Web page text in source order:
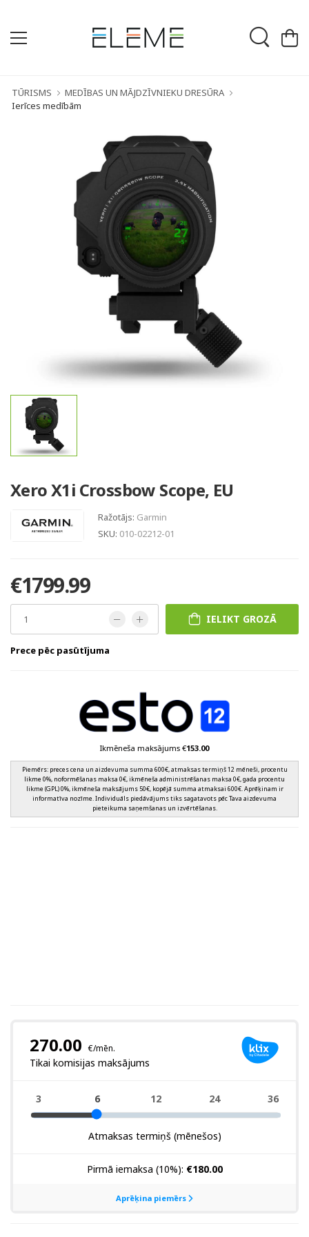
TŪRISMS
MEDĪBAS UN MĀJDZĪVNIEKU DRESŪRA
Ierīces medībām
Xero X1i Crossbow Scope, EU
Ražotājs: Garmin
SKU: 010-02212-01
€1799.99
IELIKT GROZĀ
Prece pēc pasūtījuma
Ikmēneša maksājums €153.00
Piemērs: preces cena un aizdevuma summa 600€, atmaksas termiņš 12 mēneši, procentu
likme 0%, noformēšanas maksa 0€, ikmēneša administrēšanas maksa 0€, gada procentu
likme (GPL) 0%, ikmēneša maksājums 50€, kopējā summa atmaksai 600€. Aprēķinam ir
informatīva nozīme. Individuāls piedāvājums tiks sagatavots pēc Tava aizdevuma
pieteikuma saņemšanas un izvērtēšanas.